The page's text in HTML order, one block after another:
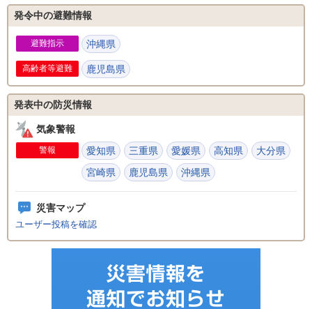
発令中の避難情報
避難指示 沖縄県
高齢者等避難 鹿児島県
発表中の防災情報
気象警報
警報 愛知県 三重県 愛媛県 高知県
大分県
宮崎県
鹿児島県 沖縄県
災害マップ
ユーザー投稿を確認